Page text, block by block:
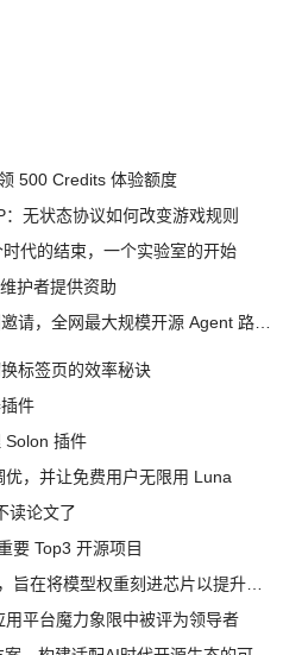
500 Credits 体验额度
无状态协议如何改变游戏规则
代的结束，一个实验室的开始
护者提供资助
标签页的效率秘诀
件
Solon 插件
，并让免费用户无限用 Luna
读论文了
要 Top3 开源项目
平台魔力象限中被评为领导者